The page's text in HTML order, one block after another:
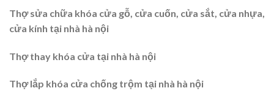
Thợ sửa chữa khóa cửa gỗ, cửa cuốn, cửa sắt, cửa nhựa,
cửa kính tại nhà hà nội
Thợ thay khóa cửa tại nhà hà nội
Thợ lắp khóa cửa chống trộm tại nhà hà nội